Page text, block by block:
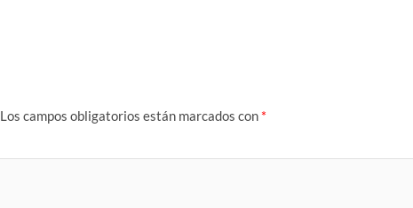
Los campos obligatorios están marcados con *